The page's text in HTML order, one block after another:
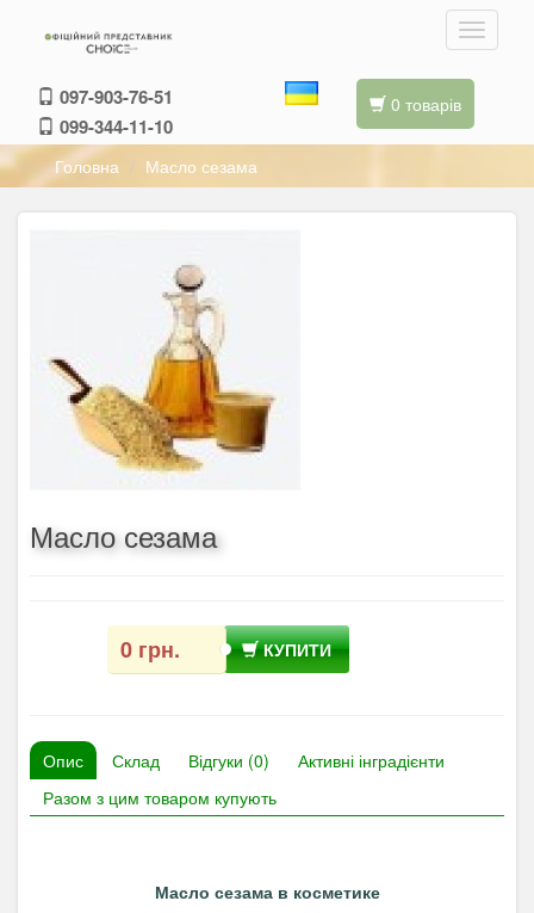
097-903-76-51
099-344-11-10
0 товарів
Головна Масло сезама
Масло сезама
0 грн. КУПИТИ
Опис Склад Відгуки (0)
Активні інградієнти
Разом з цим товаром купують
Масло сезама в косметике